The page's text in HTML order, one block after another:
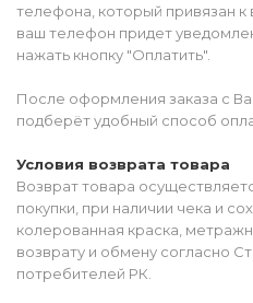
телефона, который привязан к
ваш телефон придет
нажать кнопку "Оплатить".
После оформления заказа с
подберёт удобный способ
Условия возврата товара
Возврат товара
покупки, при наличии чека и
колерованная краска,
возврату и обмену согласно
потребителей РК.